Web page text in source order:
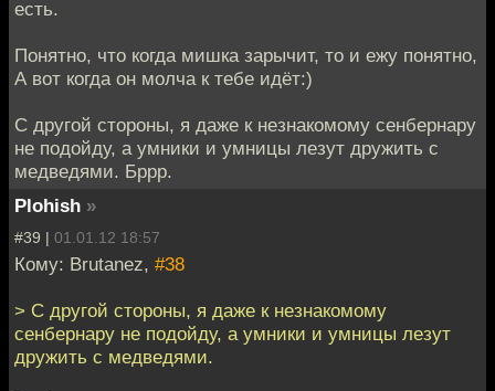
есть.
Понятно, что когда мишка зарычит, то и ежу понятно,
А вот когда он молча к тебе идёт:)
С другой стороны, я даже к незнакомому сенбернару
не подойду, а умники и умницы лезут дружить с
медведями. Бррр.
Plohish »
#39 | 01.01.12 18:57
Кому: Brutanez, #38
> С другой стороны, я даже к незнакомому
сенбернару не подойду, а умники и умницы лезут
дружить с медведями.